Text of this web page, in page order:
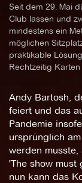
Seit dem 29. Mai
Club lassen und
mindestens ein
möglichen
praktikable
Rechtzeitig
Andy Bartosh,
feiert und das
Pandemie
ursprünglich
werden
'The show must
nun kann das